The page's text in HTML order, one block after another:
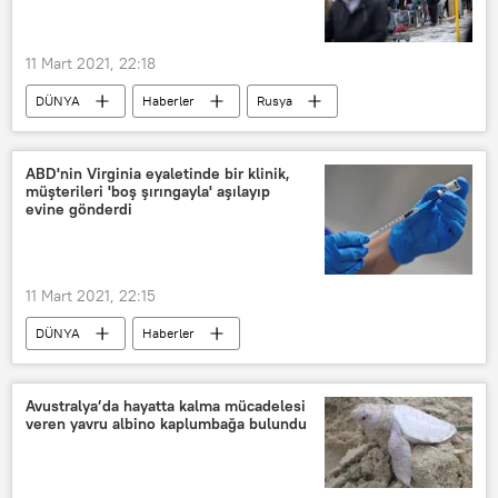
11 Mart 2021, 22:18
DÜNYA Haberler
Rusya
ABD
aşırılık
Soğuk
OHAL
ABD'nin Virginia eyaletinde bir klinik,
müşterileri 'boş şırıngayla' aşılayıp
evine gönderdi
11 Mart 2021, 22:15
DÜNYA
Haberler
KORONAVİRÜS
ABD
Virginia
Koronavirüs
Kovid-19
klinik
şırınga
Avustralya’da hayatta kalma mücadelesi
veren yavru albino kaplumbağa bulundu